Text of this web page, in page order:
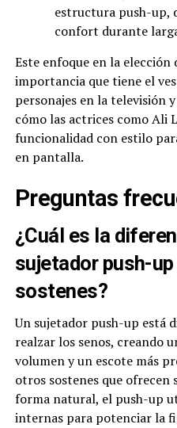
estructura push-up,
confort durante
Este enfoque en la
importancia que tiene el
personajes en la televisión
cómo las actrices como Ali
funcionalidad con estilo
en pantalla.
Preguntas
¿Cuál es la
sujetador push-
sostenes?
Un sujetador push-up está
realzar los senos, creando
volumen y un escote más
otros sostenes que
forma natural, el push-up
internas para potenciar la